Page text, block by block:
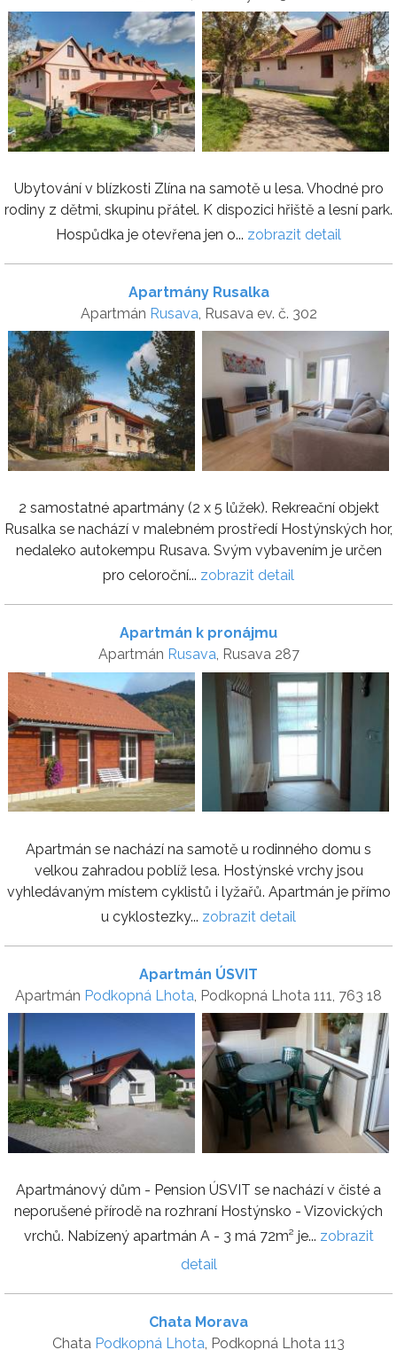
Ubytování v blízkosti Zlína na samotě u lesa. Vhodné pro
rodiny z dětmi, skupinu přátel. K dispozici hřiště a lesní park.
Hospůdka je otevřena jen o... zobrazit detail
Apartmány Rusalka
Apartmán Rusava, Rusava ev. č. 302
2 samostatné apartmány (2 x 5 lůžek). Rekreační objekt
Rusalka se nachází v malebném prostředí Hostýnských hor,
nedaleko autokempu Rusava. Svým vybavením je určen
pro celoroční... zobrazit detail
Apartmán k pronájmu
Apartmán Rusava, Rusava 287
Apartmán se nachází na samotě u rodinného domu s
velkou zahradou poblíž lesa. Hostýnské vrchy jsou
vyhledávaným místem cyklistů i lyžařů. Apartmán je přímo
u cyklostezky... zobrazit detail
Apartmán ÚSVIT
Apartmán Podkopná Lhota , Podkopná Lhota 111, 763 18
Apartmánový dům - Pension ÚSVIT se nachází v čisté a
neporušené přírodě na rozhraní Hostýnsko - Vizovických
vrchů. Nabízený apartmán A - 3 má 72m² je... zobrazit
detail
Chata Morava
Chata Podkopná Lhota, Podkopná Lhota 113